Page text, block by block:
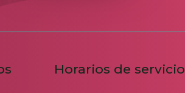
Horarios de servicio